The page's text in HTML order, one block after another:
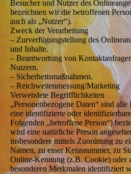
Besucher und Nutzer des
bezeichnen wir die betroffenen
auch als „Nutzer“).
Zweck der Verarbeitung
– Zurverfügungstellung des
und Inhalte.
– Beantwortung von
Nutzern.
– Sicherheitsmaßnahmen.
– Reichweitenmessung/Marketing
Verwendete Begrifflichkeiten
„Personenbezogene Daten“ sind
eine identifizierte oder
Folgenden „betroffene Person“)
wird eine natürliche Person
insbesondere mittels Zuordnung zu
Namen, zu einer Kennnummer, zu
Online-Kennung (z.B. Cookie) oder
besonderen Merkmalen identifiziert